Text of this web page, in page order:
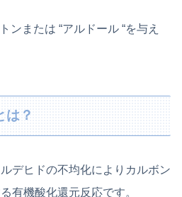
ンまたは “アルドール “を与え
は？
デヒドの不均化によりカルボン
有機酸化還元反応です。